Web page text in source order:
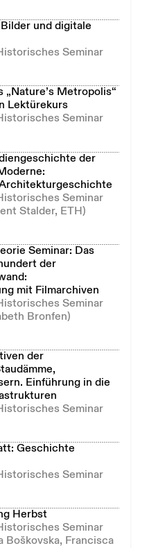
und digitale
Seminar
„Nature’s Metropolis“
Lektürekurs
Seminar
der
Seminar
Stalder, ETH)
Seminar: Das
der
mit Filmarchiven
Seminar
Bronfen)
der
Einführung in die
Seminar
Geschichte
Seminar
Herbst
Seminar
Boškovska, Francisca